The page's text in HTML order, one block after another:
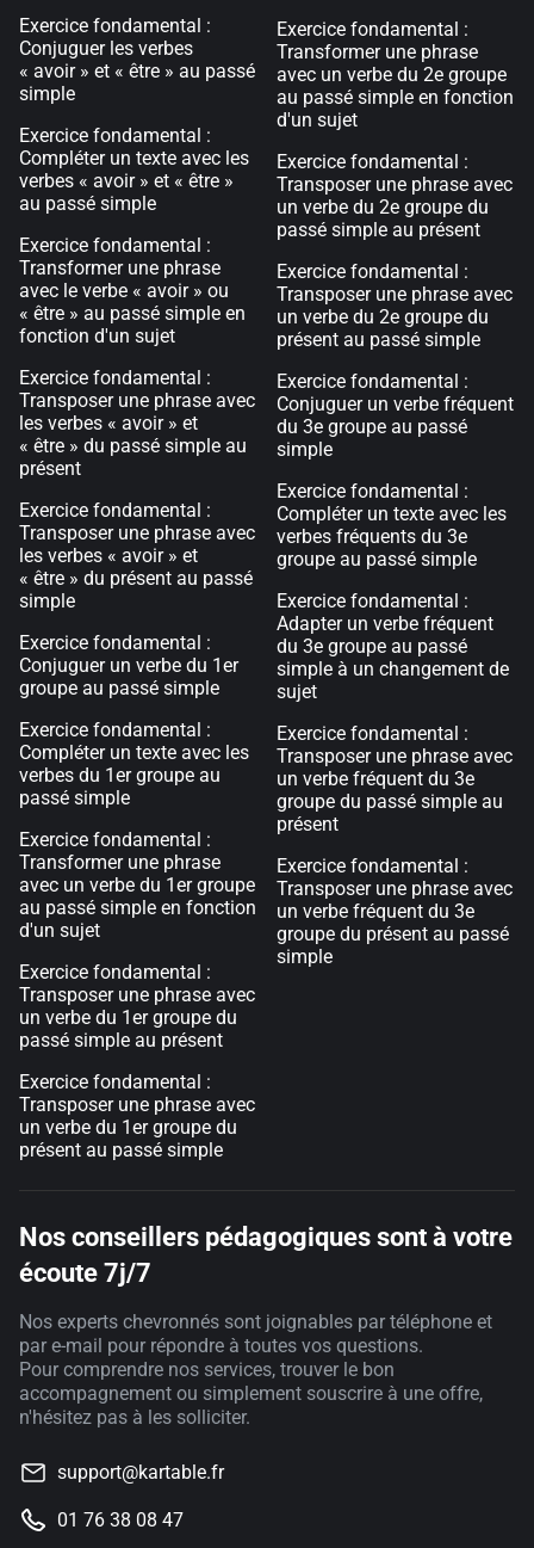
Exercice fondamental :
Conjuguer les verbes
« avoir » et « être » au passé
simple
Exercice fondamental :
Compléter un texte avec les
verbes « avoir » et « être »
au passé simple
Exercice fondamental :
Transformer une phrase
avec le verbe « avoir » ou
« être » au passé simple en
fonction d'un sujet
Exercice fondamental :
Transposer une phrase avec
les verbes « avoir » et
« être » du passé simple au
présent
Exercice fondamental :
Transposer une phrase avec
les verbes « avoir » et
« être » du présent au passé
simple
Exercice fondamental :
Conjuguer un verbe du 1er
groupe au passé simple
Exercice fondamental :
Compléter un texte avec les
verbes du 1er groupe au
passé simple
Exercice fondamental :
Transformer une phrase
avec un verbe du 1er groupe
au passé simple en fonction
d'un sujet
Exercice fondamental :
Transposer une phrase avec
un verbe du 1er groupe du
passé simple au présent
Exercice fondamental :
Transposer une phrase avec
un verbe du 1er groupe du
présent au passé simple
Exercice fondamental :
Transformer une phrase
avec un verbe du 2e groupe
au passé simple en fonction
d'un sujet
Exercice fondamental :
Transposer une phrase avec
un verbe du 2e groupe du
passé simple au présent
Exercice fondamental :
Transposer une phrase avec
un verbe du 2e groupe du
présent au passé simple
Exercice fondamental :
Conjuguer un verbe fréquent
du 3e groupe au passé
simple
Exercice fondamental :
Compléter un texte avec les
verbes fréquents du 3e
groupe au passé simple
Exercice fondamental :
Adapter un verbe fréquent
du 3e groupe au passé
simple à un changement de
sujet
Exercice fondamental :
Transposer une phrase avec
un verbe fréquent du 3e
groupe du passé simple au
présent
Exercice fondamental :
Transposer une phrase avec
un verbe fréquent du 3e
groupe du présent au passé
simple
Nos conseillers pédagogiques sont à votre
écoute 7j/7
Nos experts chevronnés sont joignables par téléphone et
par e-mail pour répondre à toutes vos questions.
Pour comprendre nos services, trouver le bon
accompagnement ou simplement souscrire à une offre,
n'hésitez pas à les solliciter.
support@kartable.fr
01 76 38 08 47